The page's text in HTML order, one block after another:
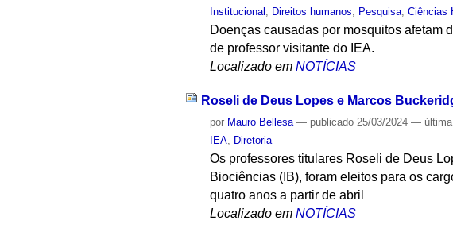
Institucional
Direitos humanos Pesquisa ,Ciências
Doenças causadas por mosquitos afetam
de professor visitante do IEA.
Localizado em NOTÍCIAS
Roseli de Deus Lopes e Marcos
por Mauro Bellesa — publicado 25/03/2024—
IEA Diretoria
Os professores titulares Roseli de Deus
Biociências (IB), foram eleitos para os
quatro anos a partir de abril
Localizado em NOTÍCIAS